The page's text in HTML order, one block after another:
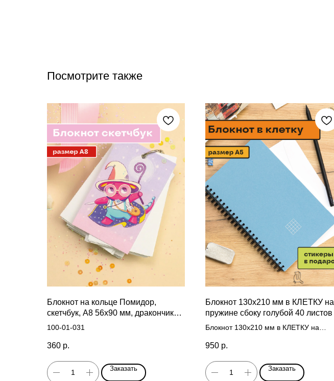
Посмотрите также
Блокнот на кольце Помидор,
скетчбук, А8 56х90 мм, дракончик
сиреневый, 100 листов
100-01-031
360 р.
Заказать
Блокнот 130х210 мм в КЛЕТКУ на
пружине сбоку голубой 40 листов
Блокнот 130х210 мм в КЛЕТКУ на
950 р.
Заказать